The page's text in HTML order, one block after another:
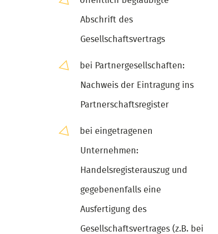
Abschrift des
Gesellschaftsvertrags
bei Partnergesellschaften:
Nachweis der Eintragung ins
Partnerschaftsregister
bei eingetragenen
Unternehmen:
Handelsregisterauszug und
gegebenenfalls eine
Ausfertigung des
Gesellschaftsvertrages (z.B. bei